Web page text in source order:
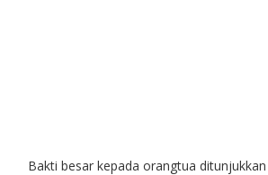
Bakti besar kepada orangtua